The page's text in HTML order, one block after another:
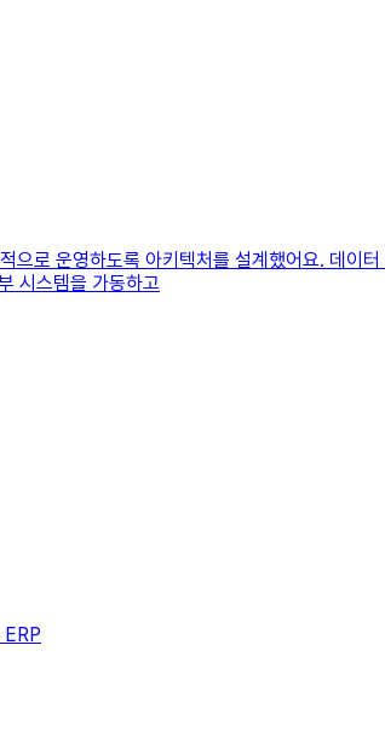
으로 운영하도록 아키텍처를 설계했어요. 데이
시스템을 가동하고
ERP